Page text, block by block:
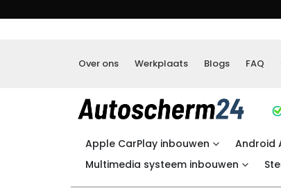
Over ons Werkplaats Blogs FAQ
Apple CarPlay inbouwen Android
Multimedia systeem inbouwen